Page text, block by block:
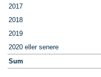
2017
2018
2019
2020 eller senere
Sum